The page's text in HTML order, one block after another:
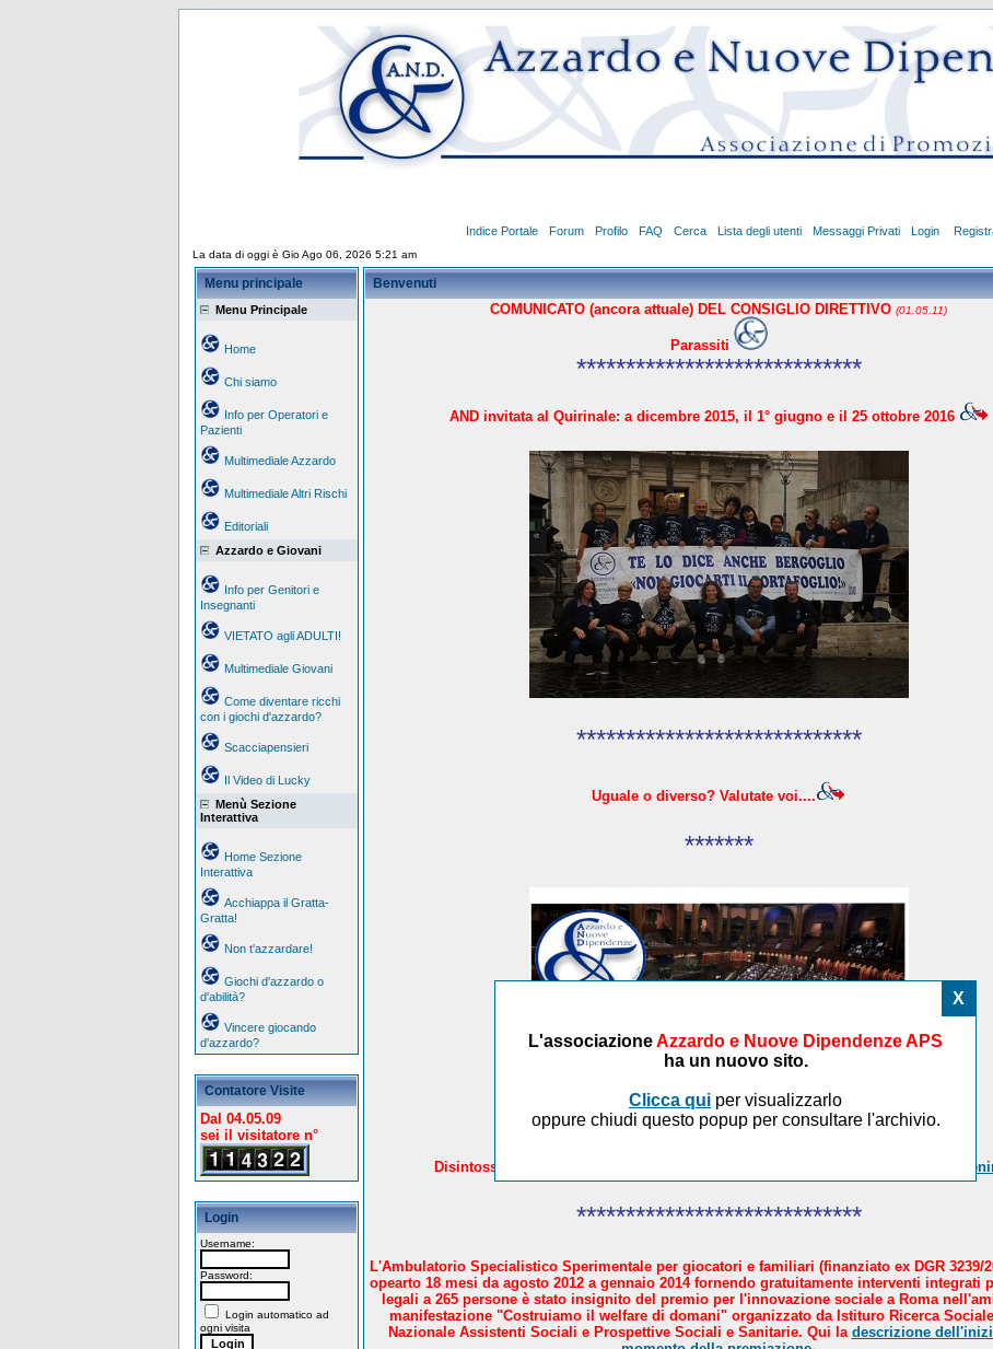
X
L'associazioneAzzardo e Nuove Dipendenze APS
ha un nuovo sito.
Clicca quiper visualizzarlo
oppure chiudi questo popup per consultare l'archivio.
Indice Portale Forum Profilo FAQ Cerca Lista degli utenti Messaggi Privati Login
La data di oggi è Gio Ago 06, 2026 5:21 am
Menu principale
Menu Principale
Home
Chi siamo
Info per Operatori e
Pazienti
Multimediale Azzardo
Multimediale Altri Rischi
Editoriali
Azzardo e Giovani
Info per Genitori e
Insegnanti
VIETATO agli ADULTI!
Multimediale Giovani
Come diventare ricchi
con i giochi d'azzardo?
Scacciapensieri
Il Video di Lucky
Menù Sezione
Interattiva
Home Sezione
Interattiva
Acchiappa il Gratta-
Gratta!
Non t'azzardare!
Giochi d'azzardo o
d'abilità?
Vincere giocando
d'azzardo?
Contatore Visite
Dal 04.05.09
sei il visitatore n°
Login
Username:
Password:
Login automatico ad
ogni visita
Benvenuti
COMUNICATO (ancora attuale) DEL CONSIGLIO DIRETTIVO (01.05.11)
Parassiti
*****************************
AND invitata al Quirinale: a dicembre 2015, il 1° giugno e il 25 ottobre 2016
*****************************
Uguale o diverso? Valutate voi....
*******
Disintossicare il Paese in 4 mosse. AND aderisce al manifesto proposto da
*****************************
L'Ambulatorio Specialistico Sperimentale per giocatori e familiari (finanziato ex DGR 3239/
opearto 18 mesi da agosto 2012 a gennaio 2014 fornendo gratuitamente interventi integrati
legali a 265 persone è stato insignito del premio per l'innovazione sociale a Roma
manifestazione "Costruiamo il welfare di domani" organizzato da Istituro Ricerca
Nazionale Assistenti Sociali e Prospettive Sociali e Sanitarie. Qui la descrizione